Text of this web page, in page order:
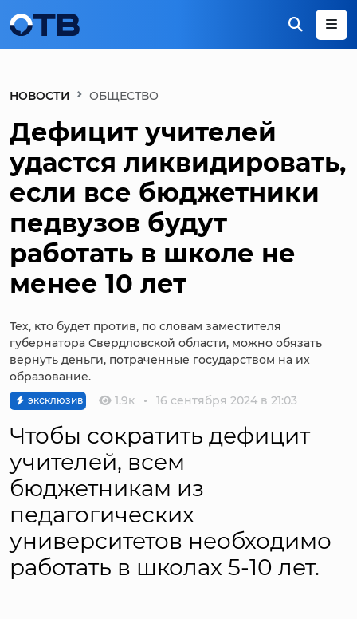
НОВОСТИ ОБЩЕСТВО
Дефицит учителей
удастся ликвидировать,
если все бюджетники
педвузов будут
работать в школе не
менее 10 лет
Тех, кто будет против, по словам заместителя
губернатора Свердловской области, можно обязать
вернуть деньги, потраченные государством на их
образование.
эксклюзив 1.9к 16 сентября 2024 в 21:03
Чтобы сократить дефицит
учителей, всем
бюджетникам из
педагогических
университетов необходимо
работать в школах 5-10 лет.